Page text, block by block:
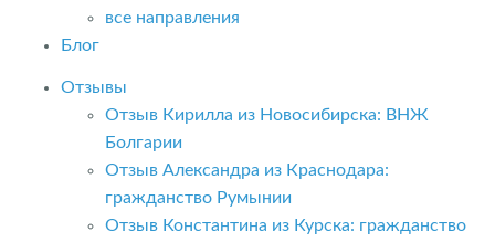
все направления
Блог
Отзывы
Отзыв Кирилла из Новосибирска: ВНЖ
Болгарии
Отзыв Александра из Краснодара:
гражданство Румынии
Отзыв Константина из Курска: гражданство